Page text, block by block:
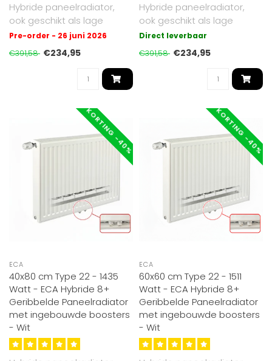
Hybride paneelradiator,
ook geschikt als lage
temperatuur radiator. Tot
30% effi..
Pre-order - 26 juni 2026
€391,58 €234,95
Hybride paneelradiator,
ook geschikt als lage
temperatuur radiator. Tot
30% effi..
Direct leverbaar
€391,58 €234,95
KORTING -40%
ECA
40x80 cm Type 22 - 1435
Watt - ECA Hybride 8+
Geribbelde Paneelradiator
met ingebouwde boosters
- Wit
KORTING -40%
ECA
60x60 cm Type 22 - 1511
Watt - ECA Hybride 8+
Geribbelde Paneelradiator
met ingebouwde boosters
- Wit